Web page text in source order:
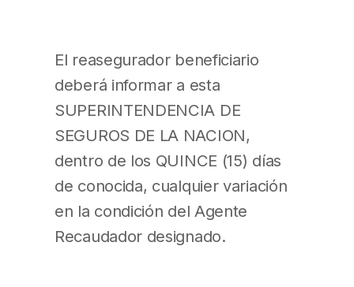
El reasegurador beneficiario
deberá informar a esta
SUPERINTENDENCIA DE
SEGUROS DE LA NACION,
dentro de los QUINCE (15) días
de conocida, cualquier variación
en la condición del Agente
Recaudador designado.